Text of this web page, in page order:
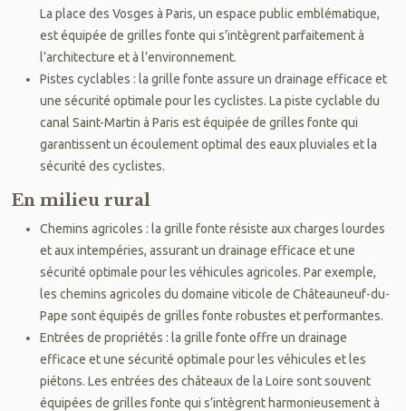
La place des Vosges à Paris, un espace public emblématique,
est équipée de grilles fonte qui s’intègrent parfaitement à
l’architecture et à l’environnement.
Pistes cyclables : la grille fonte assure un drainage efficace et
une sécurité optimale pour les cyclistes. La piste cyclable du
canal Saint-Martin à Paris est équipée de grilles fonte qui
garantissent un écoulement optimal des eaux pluviales et la
sécurité des cyclistes.
En milieu rural
Chemins agricoles : la grille fonte résiste aux charges lourdes
et aux intempéries, assurant un drainage efficace et une
sécurité optimale pour les véhicules agricoles. Par exemple,
les chemins agricoles du domaine viticole de Châteauneuf-du-
Pape sont équipés de grilles fonte robustes et performantes.
Entrées de propriétés : la grille fonte offre un drainage
efficace et une sécurité optimale pour les véhicules et les
piétons. Les entrées des châteaux de la Loire sont souvent
équipées de grilles fonte qui s’intègrent harmonieusement à